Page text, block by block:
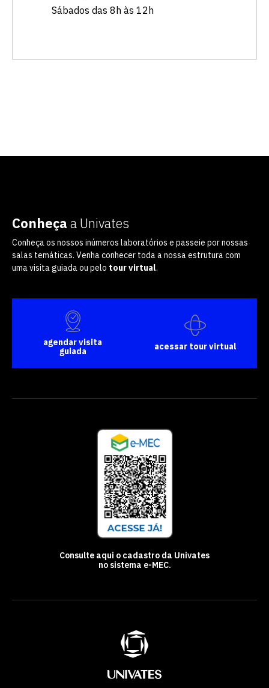
Sábados das 8h às 12h
Conheça a Univates
Conheça os nossos inúmeros laboratórios e passeie por nossas
salas temáticas. Venha conhecer toda a nossa estrutura com
uma visita guiada ou pelo tour virtual.
agendar visita
guiada
acessar tour virtual
Consulte aqui o cadastro da Univates
no sistema e-MEC.
vagas para início de curso